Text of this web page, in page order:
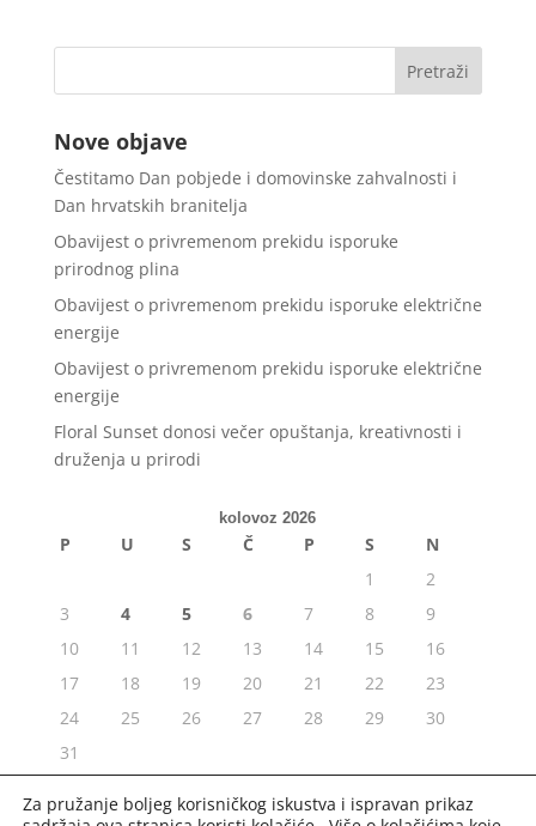
Nove objave
Čestitamo Dan pobjede i domovinske zahvalnosti i
Dan hrvatskih branitelja
Obavijest o privremenom prekidu isporuke
prirodnog plina
Obavijest o privremenom prekidu isporuke električne
energije
Obavijest o privremenom prekidu isporuke električne
energije
Floral Sunset donosi večer opuštanja, kreativnosti i
druženja u prirodi
kolovoz 2026
P U S Č P S
N
1
2
3
4 5 6 7 8
9
10
11 12 13 14 15
16
17
18 19 20 21 22
23
24
25 26 27 28 29
30
31
« srp
Za pružanje boljeg korisničkog iskustva i ispravan prikaz